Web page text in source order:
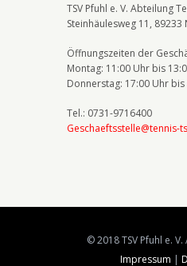
TSV Pfuhl e. V. Abteilung
Steinhäulesweg 11, 89233
Öffnungszeiten der
Montag: 11:00 Uhr bis
Donnerstag: 17:00 Uhr
Tel.: 0731-9716400
Geschaeftsstelle@tennis-
© 2018 TSV Pfuhl e.
Impressum |